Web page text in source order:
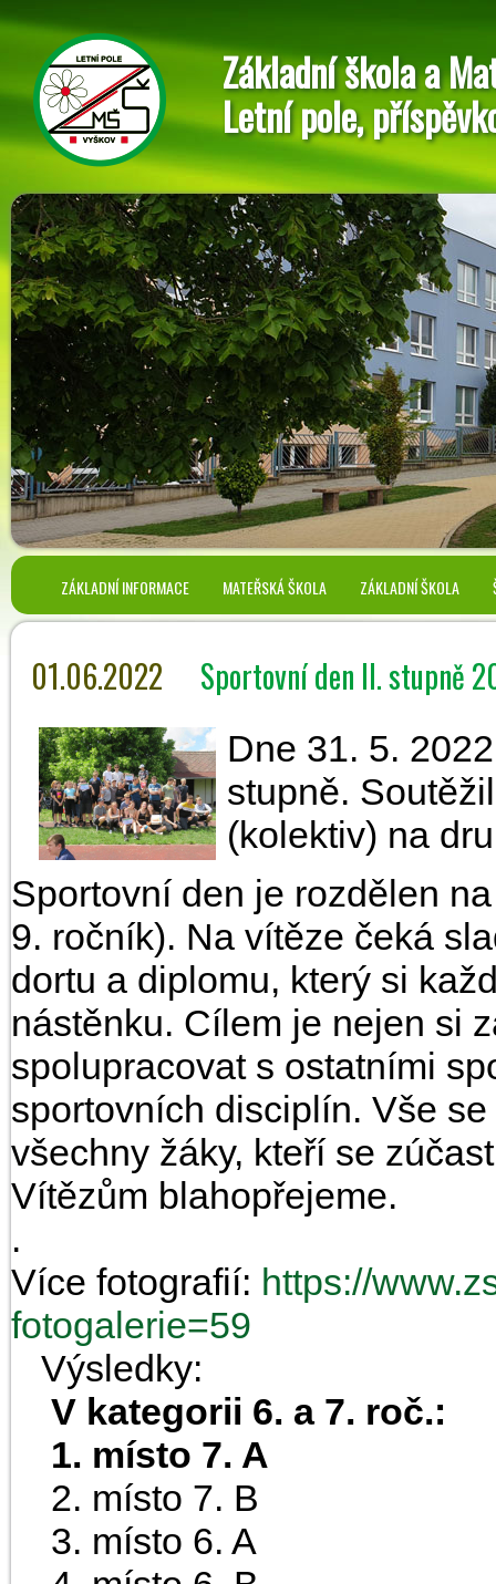
Základní škola a
Letní pole,
ZÁKLADNÍ INFORMACE MATEŘSKÁ ŠKOLA ZÁKLADNÍ ŠKOLA
01.06.2022 Sportovní den II. stupně
Dne 31. 5.
stupně.
(kolektiv) na
Sportovní den je rozdělen
9. ročník). Na vítěze čeká
dortu a diplomu, který si
nástěnku. Cílem je nejen si
spolupracovat s ostatními
sportovních disciplín. Vše
všechny žáky, kteří se
Vítězům blahopřejeme.
.
Více fotografií: https://
fotogalerie=59
Výsledky:
V kategorii 6. a 7. roč.:
1. místo 7. A
2. místo 7. B
3. místo 6. A